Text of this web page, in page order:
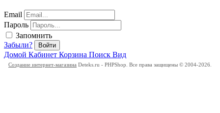
Email
Пароль
Запомнить
Забыли?
Войти
Домой Кабинет Корзина Поиск Вид
Создание интернет-магазина Deteks.ru - PHPShop. Все права защищены © 2004-2026.